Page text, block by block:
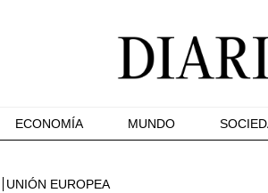
ECONOMÍA MUNDO
UNIÓN EUROPEA